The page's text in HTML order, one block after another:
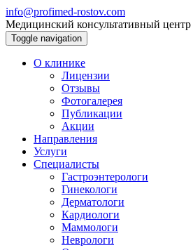
info@profimed-rostov.com
Медицинский консультативный центр
Toggle navigation
О клинике
Лицензии
Отзывы
Фотогалерея
Публикации
Акции
Направления
Услуги
Специалисты
Гастроэнтерологи
Гинекологи
Дерматологи
Кардиологи
Маммологи
Неврологи